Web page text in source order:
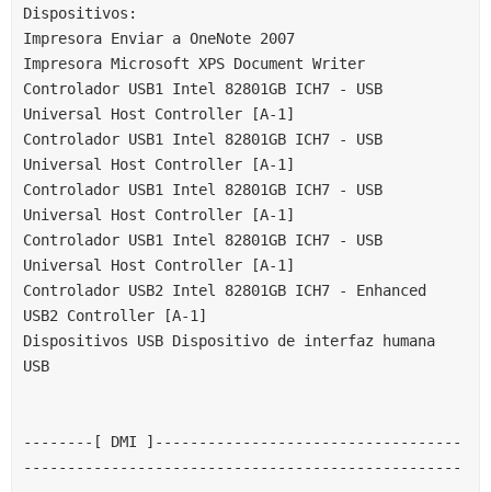
Dispositivos:
Impresora Enviar a OneNote 2007
Impresora Microsoft XPS Document Writer
Controlador USB1 Intel 82801GB ICH7 - USB
Universal Host Controller [A-1]
Controlador USB1 Intel 82801GB ICH7 - USB
Universal Host Controller [A-1]
Controlador USB1 Intel 82801GB ICH7 - USB
Universal Host Controller [A-1]
Controlador USB1 Intel 82801GB ICH7 - USB
Universal Host Controller [A-1]
Controlador USB2 Intel 82801GB ICH7 - Enhanced
USB2 Controller [A-1]
Dispositivos USB Dispositivo de interfaz humana
USB
--------[ DMI ]-----------------------------------
--------------------------------------------------